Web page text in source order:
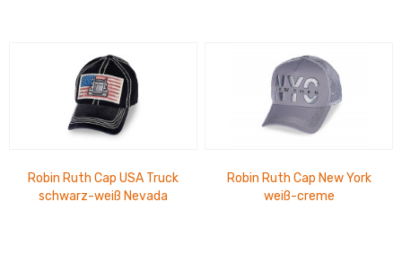
Robin Ruth Cap USA Truck
schwarz-weiß Nevada
Robin Ruth Cap New York
weiß-creme